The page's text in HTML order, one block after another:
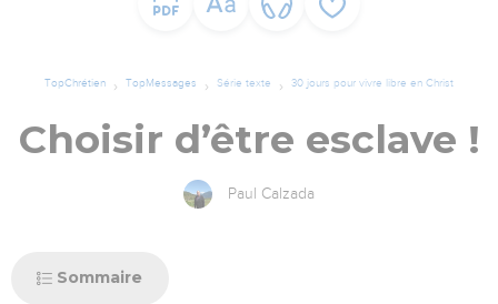
TopChrétien TopMessages Série texte 30 jours pour vivre libre en Christ
Choisir d’être esclave !
Paul Calzada
Sommaire